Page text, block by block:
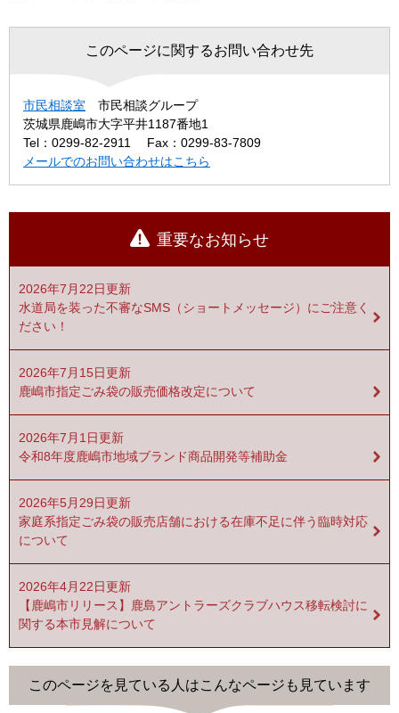
このページに関するお問い合わせ先
市民相談室
市民相談グループ
茨城県鹿嶋市大字平井1187番地1
Tel：0299-82-2911
Fax：0299-83-7809
メールでのお問い合わせはこちら
重要なお知らせ
2026年7月22日更新
水道局を装った不審なSMS（ショートメッセージ）にご注意く
ださい！
2026年7月15日更新
鹿嶋市指定ごみ袋の販売価格改定について
2026年7月1日更新
令和8年度鹿嶋市地域ブランド商品開発等補助金
2026年5月29日更新
家庭系指定ごみ袋の販売店舗における在庫不足に伴う臨時対応
について
2026年4月22日更新
【鹿嶋市リリース】鹿島アントラーズクラブハウス移転検討に
関する本市見解について
このページを見ている人はこんなページも見ています